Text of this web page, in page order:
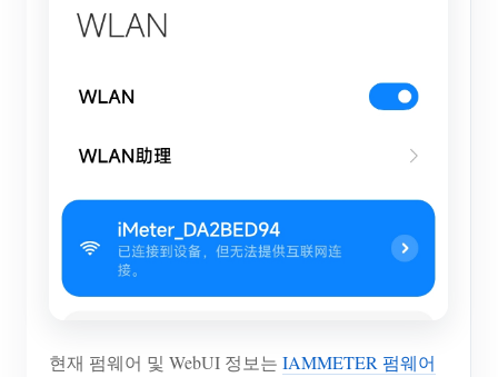
현재 펌웨어 및 WebUI 정보는 IAMMETER 펌웨어